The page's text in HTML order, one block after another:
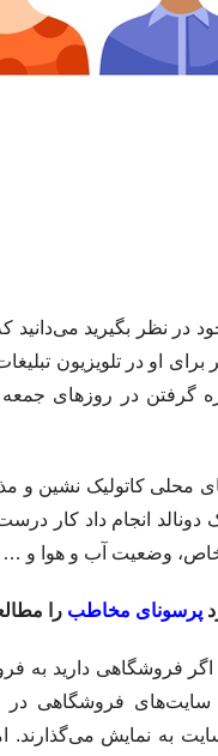
نظر بگیرید می‌دانید
او در تلویزیون
گرفتن در روزهای
محلی کاتولیک نشین و
انجام داد کار
خاص، وضعیت آب و هوا و …
پرسونای مخاطب را
فروشگاهی دارید به
سایت‌های فروشگاهی
به نمایش می‌گذارند.